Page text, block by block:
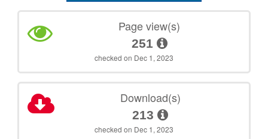
Page view(s)
251
checked on Dec 1, 2023
Download(s)
213
checked on Dec 1, 2023